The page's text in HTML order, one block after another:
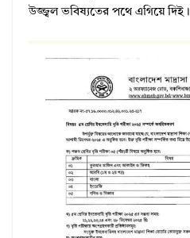
উজ্জ্বল ভবিষ্যতের পথে এগিয়ে দিই।